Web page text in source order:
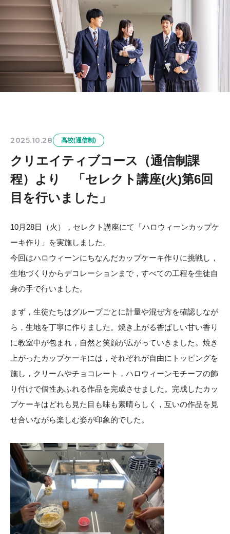
2025.10.28 高校(通信制)
クリエイティブコース（通信制課
程）より 「セレクト講座(火)第6回
目を行いました」
10月28日（火），セレクト講座にて「ハロウィーンカップケ
ーキ作り」を実施しました。
今回はハロウィーンにちなんだカップケーキ作りに挑戦し，
生地づくりからデコレーションまで，すべての工程を生徒自
身の手で行いました。
まず，生徒たちはグループごとに計量や混ぜ方を確認しなが
ら，生地を丁寧に作りました。焼き上がる香ばしい甘い香り
に教室中が包まれ，自然と笑顔が広がっていきました。焼き
上がったカップケーキには，それぞれが自由にトッピングを
施し，クリームやチョコレート，ハロウィーンモチーフの飾
り付けで個性あふれる作品を完成させました。完成したカッ
プケーキはどれも見た目も味も素晴らしく，互いの作品を見
せ合いながら楽しむ姿が印象的でした。